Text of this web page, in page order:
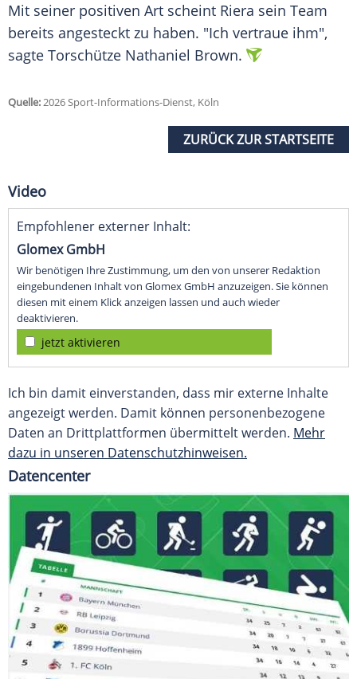
Mit seiner positiven Art scheint Riera sein Team
bereits angesteckt zu haben. "Ich vertraue ihm",
sagte Torschütze Nathaniel Brown.
Quelle:2026 Sport-Informations-Dienst, Köln
ZURÜCK ZUR STARTSEITE
Video
Empfohlener externer Inhalt:
Glomex GmbH
Wir benötigen Ihre Zustimmung, um den von unserer Redaktion
eingebundenen Inhalt von Glomex GmbH anzuzeigen. Sie können
diesen mit einem Klick anzeigen lassen und auch wieder
deaktivieren.
jetzt aktivieren
Ich bin damit einverstanden, dass mir externe Inhalte
angezeigt werden. Damit können personenbezogene
Daten an Drittplattformen übermittelt werden. Mehr
dazu in unseren Datenschutzhinweisen.
Datencenter